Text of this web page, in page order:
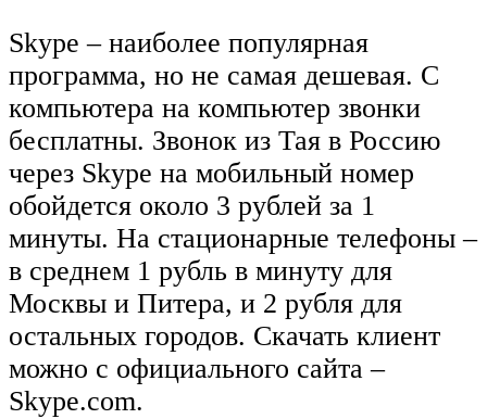
Skype – наиболее популярная
программа, но не самая дешевая. С
компьютера на компьютер звонки
бесплатны. Звонок из Тая в Россию
через Skype на мобильный номер
обойдется около 3 рублей за 1
минуты. На стационарные телефоны –
в среднем 1 рубль в минуту для
Москвы и Питера, и 2 рубля для
остальных городов. Скачать клиент
можно с официального сайта –
Skype.com.